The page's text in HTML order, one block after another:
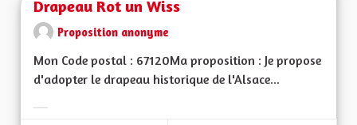
Drapeau Rot un Wiss
Proposition anonyme
Mon Code postal : 67120Ma proposition : Je propose
d'adopter le drapeau historique de l'Alsace...